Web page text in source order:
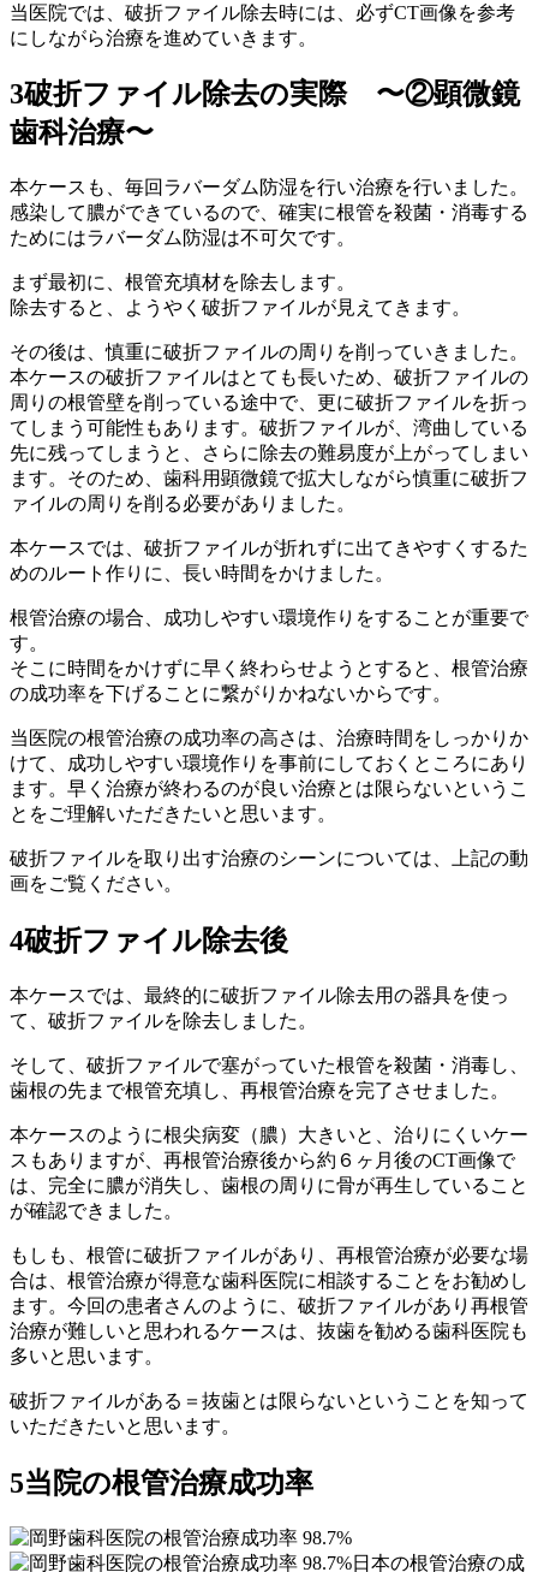
当医院では、破折ファイル除去時には、必ずCT画像を参考
にしながら治療を進めていきます。
3破折ファイル除去の実際 〜②顕微鏡
歯科治療〜
本ケースも、毎回ラバーダム防湿を行い治療を行いました。
感染して膿ができているので、確実に根管を殺菌・消毒する
ためにはラバーダム防湿は不可欠です。
まず最初に、根管充填材を除去します。
除去すると、ようやく破折ファイルが見えてきます。
その後は、慎重に破折ファイルの周りを削っていきました。
本ケースの破折ファイルはとても長いため、破折ファイルの
周りの根管壁を削っている途中で、更に破折ファイルを折っ
てしまう可能性もあります。破折ファイルが、湾曲している
先に残ってしまうと、さらに除去の難易度が上がってしまい
ます。そのため、歯科用顕微鏡で拡大しながら慎重に破折フ
ァイルの周りを削る必要がありました。
本ケースでは、破折ファイルが折れずに出てきやすくするた
めのルート作りに、長い時間をかけました。
根管治療の場合、成功しやすい環境作りをすることが重要で
す。
そこに時間をかけずに早く終わらせようとすると、根管治療
の成功率を下げることに繋がりかねないからです。
当医院の根管治療の成功率の高さは、治療時間をしっかりか
けて、成功しやすい環境作りを事前にしておくところにあり
ます。早く治療が終わるのが良い治療とは限らないというこ
とをご理解いただきたいと思います。
破折ファイルを取り出す治療のシーンについては、上記の動
画をご覧ください。
4破折ファイル除去後
本ケースでは、最終的に破折ファイル除去用の器具を使っ
て、破折ファイルを除去しました。
そして、破折ファイルで塞がっていた根管を殺菌・消毒し、
歯根の先まで根管充填し、再根管治療を完了させました。
本ケースのように根尖病変（膿）大きいと、治りにくいケー
スもありますが、再根管治療後から約６ヶ月後のCT画像で
は、完全に膿が消失し、歯根の周りに骨が再生していること
が確認できました。
もしも、根管に破折ファイルがあり、再根管治療が必要な場
合は、根管治療が得意な歯科医院に相談することをお勧めし
ます。今回の患者さんのように、破折ファイルがあり再根管
治療が難しいと思われるケースは、抜歯を勧める歯科医院も
多いと思います。
破折ファイルがある＝抜歯とは限らないということを知って
いただきたいと思います。
5当院の根管治療成功率
日本の根管治療の成